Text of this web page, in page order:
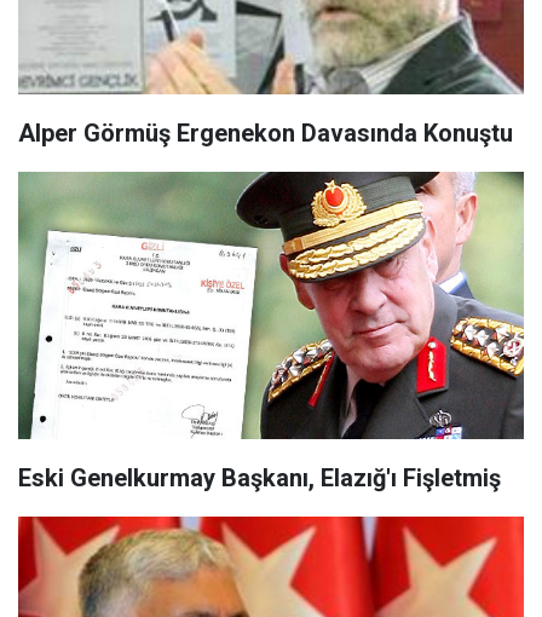
Alper Görmüş Ergenekon Davasında Konuştu
Eski Genelkurmay Başkanı, Elazığ'ı Fişletmiş